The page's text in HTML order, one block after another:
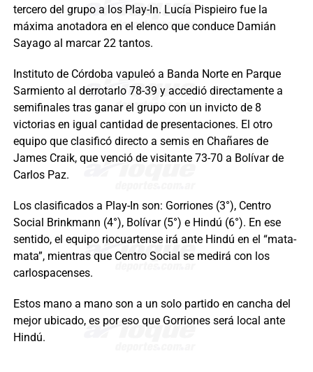
tercero del grupo a los Play-In. Lucía Pispieiro fue la
máxima anotadora en el elenco que conduce Damián
Sayago al marcar 22 tantos.
Instituto de Córdoba vapuleó a Banda Norte en Parque
Sarmiento al derrotarlo 78-39 y accedió directamente a
semifinales tras ganar el grupo con un invicto de 8
victorias en igual cantidad de presentaciones. El otro
equipo que clasificó directo a semis en Chañares de
James Craik, que venció de visitante 73-70 a Bolívar de
Carlos Paz.
Los clasificados a Play-In son: Gorriones (3°), Centro
Social Brinkmann (4°), Bolívar (5°) e Hindú (6°). En ese
sentido, el equipo riocuartense irá ante Hindú en el “mata-
mata”, mientras que Centro Social se medirá con los
carlospacenses.
Estos mano a mano son a un solo partido en cancha del
mejor ubicado, es por eso que Gorriones será local ante
Hindú.